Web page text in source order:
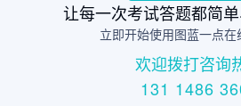
让每一次考试答题都简
立即开始使用图蓝一点
欢迎拨打咨询
131 1486